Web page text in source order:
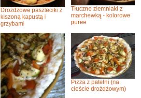
Drożdżowe paszteciki z
kiszoną kapustą i
grzybami
Tłuczne ziemniaki z
marchewką - kolorowe
puree
Pizza z patelni (na
cieście drożdżowym)